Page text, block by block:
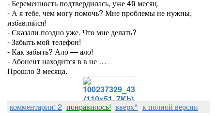
- Беременность подтвердилась, уже 4й месяц.
- А я тебе, чем могу помочь? Мне проблемы не нужны,
избавляйся!
- Сказали поздно уже. Что мне делать?
- Забыть мой телефон!
- Как забыть? Ало — ало!
- Абонент находится в в не …
Прошло 3 месяца.
комментарии: 2 понравилось! вверх^ к полной версии